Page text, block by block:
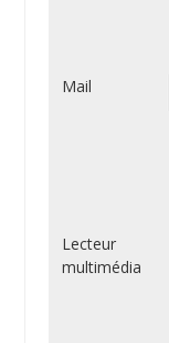
Mail
Lecteur
multimédia